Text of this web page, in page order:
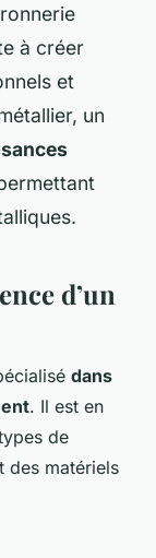
à créer
et
un
d’un
dans
. Il est en
de
des matériels